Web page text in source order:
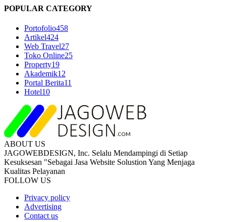
POPULAR CATEGORY
Portofolio458
Artikel424
Web Travel27
Toko Online25
Property19
Akademik12
Portal Berita11
Hotel10
ABOUT US
JAGOWEBDESIGN, Inc. Selalu Mendampingi di Setiap
Kesuksesan "Sebagai Jasa Website Solustion Yang Menjaga
Kualitas Pelayanan
FOLLOW US
Privacy policy
Advertising
Contact us